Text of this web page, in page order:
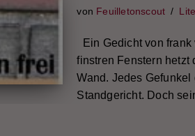
von Feuilletonscout
Ein Gedicht von
finstren Fenstern
Wand. Jedes
Standgericht. Doch